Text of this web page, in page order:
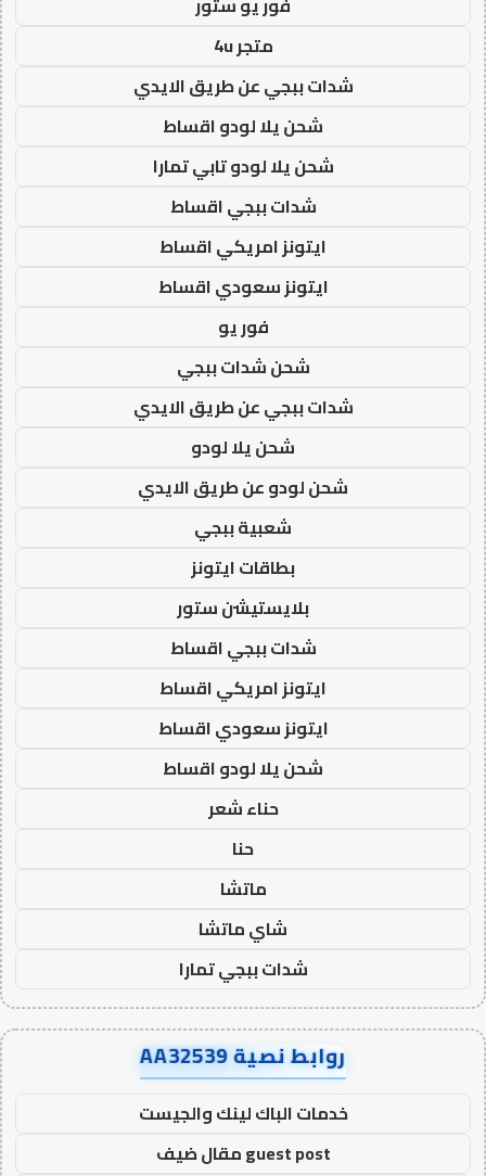
متجر 4u
شدات ببجي عن طريق الايدي
شحن يلا لودو اقساط
شحن يلا لودو تابي تمارا
شدات ببجي اقساط
ايتونز امريكي اقساط
ايتونز سعودي اقساط
فور يو
شحن شدات ببجي
شدات ببجي عن طريق الايدي
شحن يلا لودو
شحن لودو عن طريق الايدي
شعبية ببجي
بطاقات ايتونز
بلايستيشن ستور
شدات ببجي اقساط
ايتونز امريكي اقساط
ايتونز سعودي اقساط
شحن يلا لودو اقساط
حناء شعر
حنا
ماتشا
شاي ماتشا
شدات ببجي تمارا
روابط نصية AA32539
خدمات الباك لينك والجيست
guest post مقال ضيف